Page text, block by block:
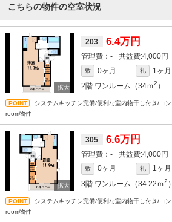
こちらの物件の空室状況
203 6.4万円
- 4,000円
敷 0ヶ月 礼
1ヶ月
2階 ワンルーム（34ｍ2 ）
システムキッチン完備/便利な室内物干し付き/コ
room物件
305 6.6万円
- 4,000円
敷 0ヶ月 礼
1ヶ月
3階 ワンルーム（34.22ｍ2 ）
システムキッチン完備/便利な室内物干し付き/コ
room物件